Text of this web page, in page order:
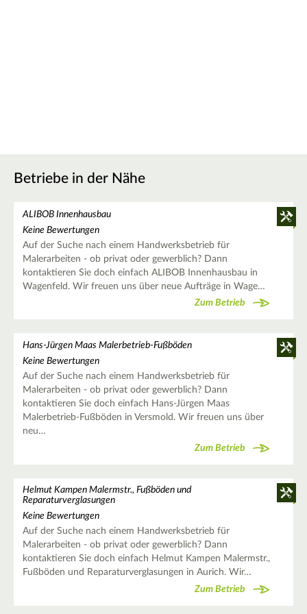
Betriebe in der Nähe
ALIBOB Innenhausbau
Keine Bewertungen
Auf der Suche nach einem Handwerksbetrieb für
Malerarbeiten - ob privat oder gewerblich? Dann
kontaktieren Sie doch einfach ALIBOB Innenhausbau in
Wagenfeld. Wir freuen uns über neue Aufträge in Wage…
Zum Betrieb
Hans-Jürgen Maas Malerbetrieb-Fußböden
Keine Bewertungen
Auf der Suche nach einem Handwerksbetrieb für
Malerarbeiten - ob privat oder gewerblich? Dann
kontaktieren Sie doch einfach Hans-Jürgen Maas
Malerbetrieb-Fußböden in Versmold. Wir freuen uns über
neu…
Zum Betrieb
Helmut Kampen Malermstr., Fußböden und
Reparaturverglasungen
Keine Bewertungen
Auf der Suche nach einem Handwerksbetrieb für
Malerarbeiten - ob privat oder gewerblich? Dann
kontaktieren Sie doch einfach Helmut Kampen Malermstr.,
Fußböden und Reparaturverglasungen in Aurich. Wir…
Zum Betrieb